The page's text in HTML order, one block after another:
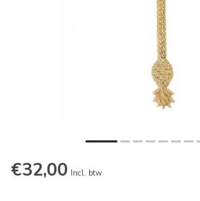
€32,00 Incl. btw